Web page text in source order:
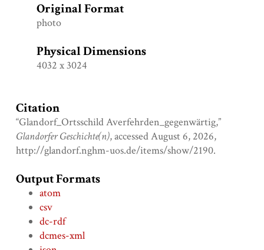
Original Format
photo
Physical Dimensions
4032 x 3024
Citation
“Glandorf_Ortsschild Averfehrden_gegenwärtig,”
Glandorfer Geschichte(n), accessed August 6, 2026,
http://glandorf.nghm-uos.de/items/show/2190.
Output Formats
atom
csv
dc-rdf
dcmes-xml